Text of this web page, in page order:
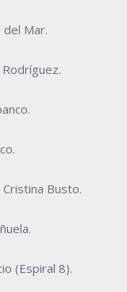
del Mar.
Busto.
(Espiral 8).